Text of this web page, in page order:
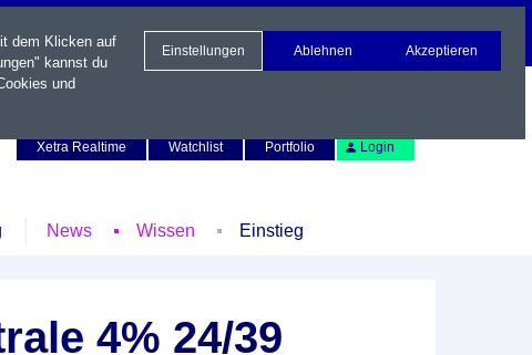
Xetra Realtime
Watchlist Portfolio Login
News Wissen Einstieg
4% 24/39
dem Klicken auf
kannst du
und
Einstellungen Ablehnen Akzeptieren